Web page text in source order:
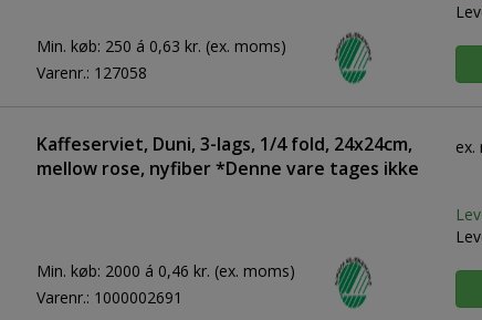
Min. køb: 250 á 0,63 kr. (ex. moms)
Varenr.: 127058
Kaffeserviet, Duni, 3-lags, 1/4 fold, 24x24cm,
mellow rose, nyfiber *Denne vare tages ikke
Min. køb: 2000 á 0,46 kr. (ex. moms)
Varenr.: 1000002691
ex.